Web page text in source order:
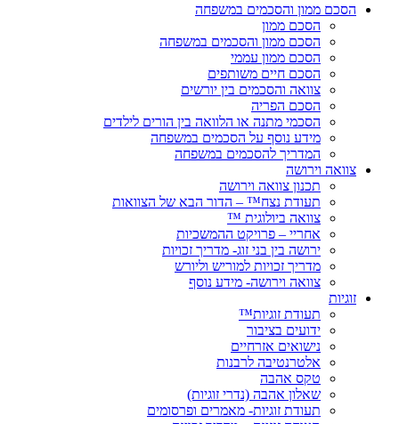
הסכם ממון והסכמים במשפחה
הסכם ממון
הסכם ממון והסכמים במשפחה
הסכם ממון עממי
הסכם חיים משותפים
צוואה והסכמים בין יורשים
הסכם הפריה
הסכמי מתנה או הלוואה בין הורים לילדים
מידע נוסף על הסכמים במשפחה
המדריך להסכמים במשפחה
צוואה וירושה
תכנון צוואה וירושה
תעודת נצח™ – הדור הבא של הצוואות
צוואה ביולוגית ™
אחריי – פרויקט ההמשכיות
ירושה בין בני זוג- מדריך זכויות
מדריך זכויות למוריש וליורש
צוואה וירושה- מידע נוסף
זוגיות
תעודת זוגיות™
ידועים בציבור
נישואים אזרחיים
אלטרנטיבה לרבנות
טקס אהבה
שאלון אהבה (נדרי זוגיות)
תעודת זוגיות- מאמרים ופרסומים